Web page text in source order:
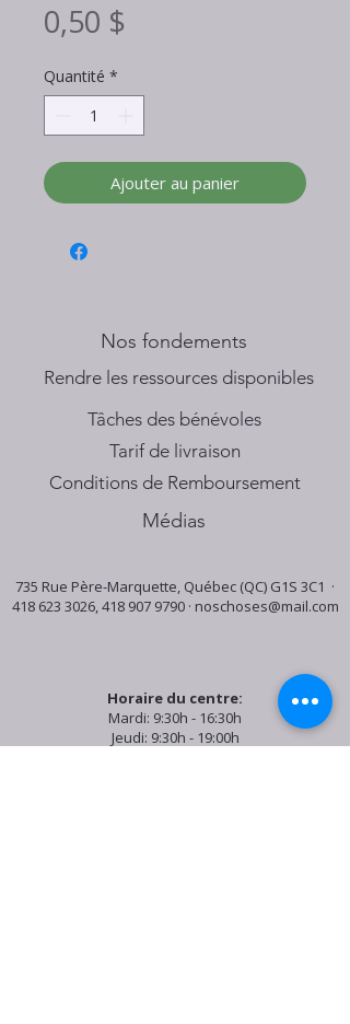
0,50 $
Quantité *
Ajouter au panier
Nos fondements
​Rendre les ressources disponibles
Tâches des bénévoles
Tarif de livraison
Conditions de Remboursement
Médias
735 Rue Père-Marquette, Québec (QC) G1S 3C1 ·
418 623 3026,418 907 9790· noschoses@mail.com
Horaire du centre:
Mardi: 9:30h - 16:30h
Jeudi: 9:30h - 19:00h